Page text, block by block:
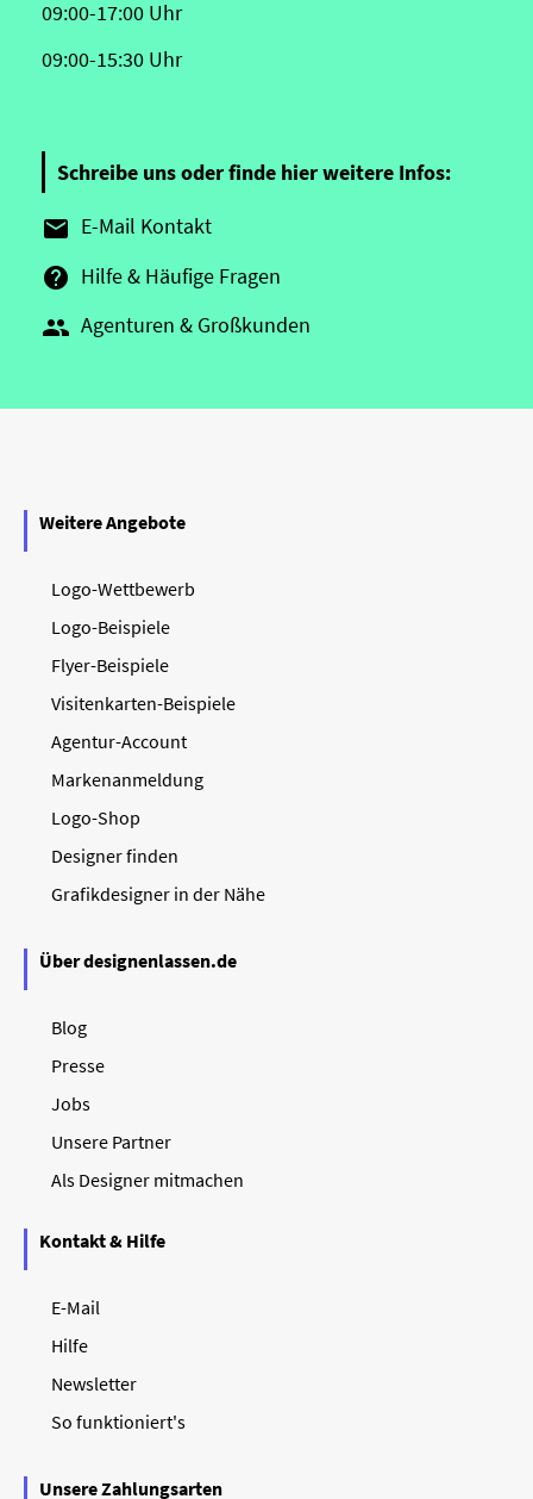
09:00-17:00 Uhr
09:00-15:30 Uhr
Schreibe uns oder finde hier weitere Infos:
 E-Mail Kontakt
 Hilfe & Häufige Fragen
 Agenturen & Großkunden
Weitere Angebote
Logo-Wettbewerb
Logo-Beispiele
Flyer-Beispiele
Visitenkarten-Beispiele
Agentur-Account
Markenanmeldung
Logo-Shop
Designer finden
Grafikdesigner in der Nähe
Über designenlassen.de
Blog
Presse
Jobs
Unsere Partner
Als Designer mitmachen
Kontakt & Hilfe
E-Mail
Hilfe
Newsletter
So funktioniert's
Unsere Zahlungsarten